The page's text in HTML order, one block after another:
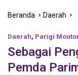
Beranda Daerah
Daerah, Parigi
Sebagai
Pemda